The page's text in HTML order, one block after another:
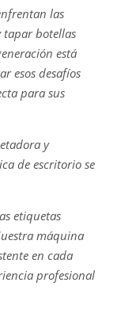
las
tapar botellas
está
esos desafíos
para sus
y
de escritorio se
etiquetas
máquina
en cada
profesional